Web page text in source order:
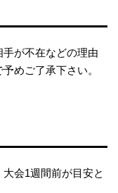
が不在などの理由
めご了承下さい。
会1週間前が目安と